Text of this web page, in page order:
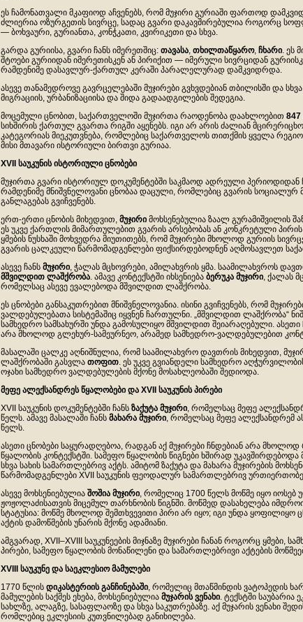
ეს ჩამონათვალი მკაფიოდ აჩვენებს, რომ მუჯირი გურიაში ფართოდ
ძლიერია ოზურგეთის სივრცე, სადაც გვარი დაკავშირებულია როგორც
— ბოხვაური, გურიანთა, კონჭკათი, კვირიკეთი და სხვა.
გარდა გურიისა, გვარი ჩანს იმერეთშიც: თავასა, თხილთაწყარო, ჩხარი. ეს
შტოები გურიიდან იმერეთისკენ ან პირიქით — იმერული სივრციდან
რამდენიმე დასავლურ-ქართულ კერაში პარალელურად დამკვიდრდა.
ასევე თანამედროვე გავრცელებაში მუჯირები გვხვდებიან თბილისში და სხვა
მიგრაციის, ურბანიზაციისა და შიდა გადაადგილების შედეგია.
მოცემული ცნობით, საქართველოში მუჯირთა რაოდენობა დაახლოებით 847
სიხშირის ქართულ გვართა რიგში აყენებს. იგი არ არის ძალიან
კატეგორიას მიეკუთვნება, რომლებიც საქართველოს თითქმის ყველა
მისი მთავარი ისტორიული ბირთვი გურიაა.
XVII საუკუნის ისტორიული ცნობები
მუჯირთა გვარი ისტორიულ დოკუმენტებში საკმაოდ ადრეული პერიოდიდან
რამდენიმე მნიშვნელოვანი ცნობაა დაცული, რომლებიც გვარის
განლაგებას გვიჩვენებს.
ერთ-ერთი ცნობის მიხედვით, მუჯირი მოხსენებულია ზაალ გურამიშვილის
ეს უკვე ქართლის მიმართულებით გვარის არსებობას ან კონკრეტული პირის
ყმების ნუსხაში მოხვედრა მიუთითებს, რომ მუჯირები მხოლოდ გურიის
გვარის ცალკეული წარმომადგენლები ფიქსირდებოდნენ აღმოსავლეთ
ასევე ჩანს მუჯირი, ჭალას მცხოვრები, ამილახვრის ყმა. საამილახვროს
მშვილდით ლაშქრობა. ამავე კონტექსტში იხსენიება ბერუკა მუჯირი, ქალას
რომელსაც ასევე ევალებოდა მშვილდით ლაშქრობა.
ეს ცნობები განსაკუთრებით მნიშვნელოვანია. ისინი გვიჩვენებს, რომ
ვალდებულებათა სისტემაშიც იყვნენ ჩართულნი. „მშვილდით ლაშქრობა“
სამხედრო სამსახურში უნდა გამოსულიყო მშვილდით შეიარაღებული.
არა მხოლოდ გლეხურ-სამეურნეო, არამედ სამხედრო-ვალდებულებით
მასალაში ცალკე აღნიშნულია, რომ საამილახვრო დავთრის მიხედვით,
ლაშქრობაში გასვლა თოფით. ეს უკვე გვიანდელი სამხედრო
ოჯახი სამხედრო ვალდებულების მქონე მოსახლეობაში შედიოდა.
მეფე ალექსანდრეს წყალობები და XVII საუკუნის პირები
XVII საუკუნის დოკუმენტებში ჩანს ზაქუტა მუჯირი, რომელსაც მეფე
წელს. ამავე მასალაში ჩანს მახარა მუჯირი, რომელსაც მეფე ალექსანდრემ
წელს.
ასეთი ცნობები საყურადღებოა, რადგან აქ მუჯირები ჩნდებიან არა
წყალობის კონტექსტში. სამეფო წყალობის წიგნები ხშირად უკავშირდებოდა
სხვა სახის სამართლებრივ აქტს. ამიტომ ზაქუტა და მახარა მუჯირების
წარმომადგენლები XVII საუკუნის ფეოდალურ სამართლებრივ
ასევე მოხსენიებულია შოშია მუჯირი, რომელიც 1700 წელს მოწმე იყო იოსებ
ჟოჟოლაძისათვის მიცემულ თარხნობის წიგნში. მოწმედ დასახელება
სტატუსია: მოწმე მხოლოდ შემთხვევითი პირი არ იყო; იგი უნდა ყოფილიყო
აქტის დამოწმების უნარის მქონე ადამიანი.
ამგვარად, XVII–XVIII საუკუნეების მიჯნაზე მუჯირები ჩანან როგორც ყმები,
პირები, სამეფო წყალობის მონაწილენი და სამართლებრივი აქტების
XVIII საუკუნე და საეკლესიო მამულები
1770 წლის დიკასტერიის განჩინებაში, რომელიც მთაწმინდის ვატოპედის
მამულების საქმეს ეხება, მოხსენიებულია მუჯარის ვენახი. ტექსტში საუბარია
სახლზე, ალაგზე, სასაფლაოზე და სხვა საკუთრებაზე. აქ მუჯარის ვენახი
რომლებიც ეკლესიის კუთვნილებად განიხილება.